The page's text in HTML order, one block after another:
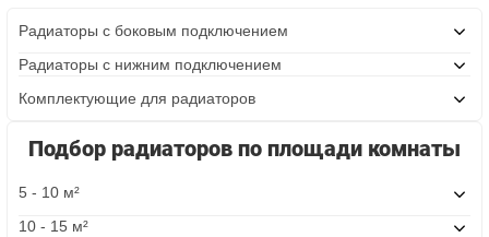
Радиаторы с боковым подключением
Радиаторы с нижним подключением
Комплектующие для радиаторов
Подбор радиаторов по площади комнаты
5 - 10 м²
10 - 15 м²